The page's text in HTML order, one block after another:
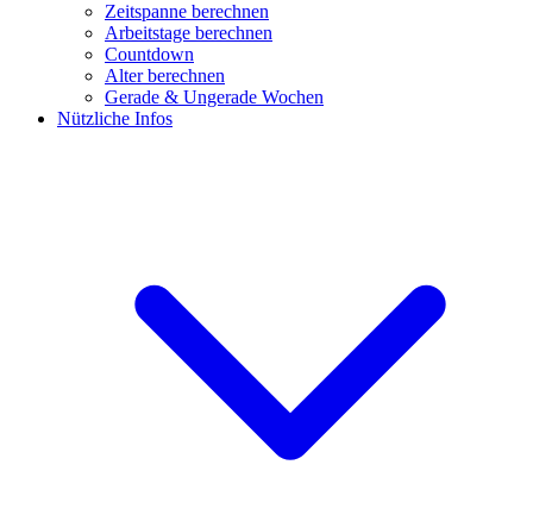
Zeitspanne berechnen
Arbeitstage berechnen
Countdown
Alter berechnen
Gerade & Ungerade Wochen
Nützliche Infos